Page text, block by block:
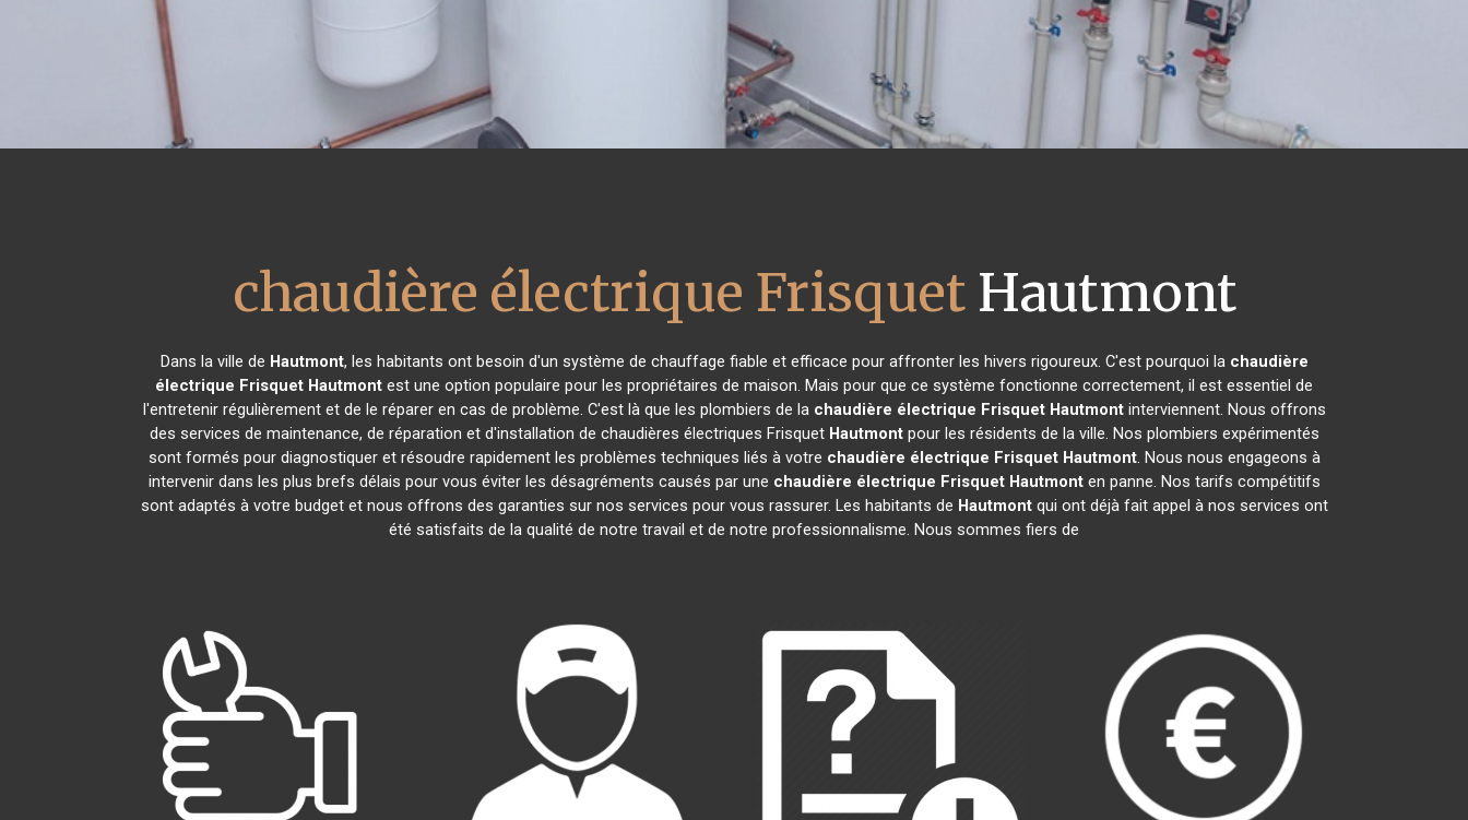
chaudière électrique FrisquetHautmont
Dans la ville de Hautmont, les habitants ont besoin d'un système de chauffage fiable et efficace pour affronter les hivers rigoureux. C'est pourquoi la chaudière
électrique Frisquet Hautmont est une option populaire pour les propriétaires de maison. Mais pour que ce système fonctionne correctement, il est essentiel de
l'entretenir régulièrement et de le réparer en cas de problème. C'est là que les plombiers de la chaudière électrique Frisquet Hautmontinterviennent. Nous offrons
des services de maintenance, de réparation et d'installation de chaudières électriques Frisquet Hautmontpour les résidents de la ville. Nos plombiers expérimentés
sont formés pour diagnostiquer et résoudre rapidement les problèmes techniques liés à votre chaudière électrique Frisquet Hautmont. Nous nous engageons à
intervenir dans les plus brefs délais pour vous éviter les désagréments causés par une chaudière électrique Frisquet Hautmonten panne. Nos tarifs compétitifs
sont adaptés à votre budget et nous offrons des garanties sur nos services pour vous rassurer. Les habitants de Hautmontqui ont déjà fait appel à nos services ont
été satisfaits de la qualité de notre travail et de notre professionnalisme. Nous sommes fiers de